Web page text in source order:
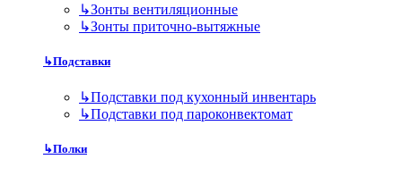
↳Зонты вентиляционные
↳Зонты приточно-вытяжные
↳Подставки
↳Подставки под кухонный инвентарь
↳Подставки под пароконвектомат
↳Полки